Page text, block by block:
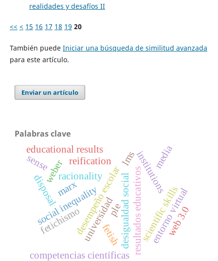
realidades y desafíos II
<< < 15 16 17 18 19 20
También puede Iniciar una búsqueda de similitud avanzada
para este artículo.
Enviar un artículo
Palabras clave
universidad
fetichismo resultados educativos
desempeño escolar
social inequality desigualdad social
racionality
weber institutions
fetish
disposal
reification
marx
educational results media
scientific skills
competencias científicas
ple
lms
entorno virtual
web 3.0
sense